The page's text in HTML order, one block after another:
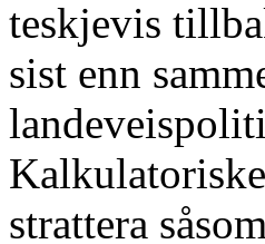
teskjevis
sist enn
strattera såsom